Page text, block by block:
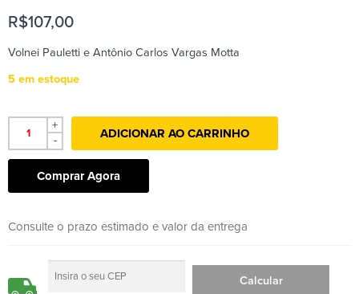
R$107,00
Volnei Pauletti e Antônio Carlos Vargas Motta
5 em estoque
+
-
ADICIONAR AO CARRINHO
Comprar Agora
Consulte o prazo estimado e valor da entrega